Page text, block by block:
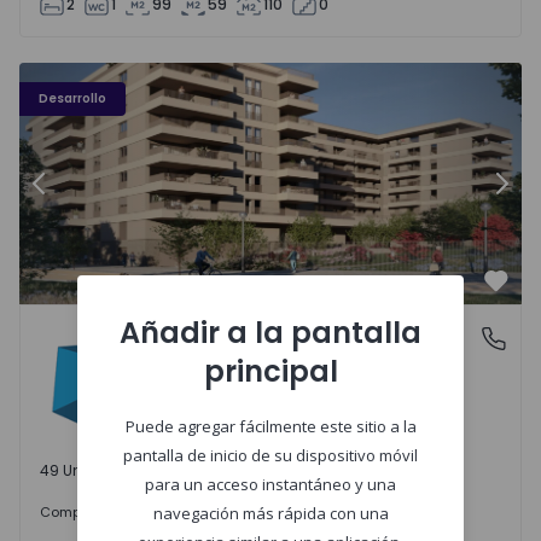
2 1 99 59 110 0
Desarrollo
PLENO JARDIM - 3
Anterior
Águas Santas, PortoPLENO JARDIM
Águas Santas, Porto
49 Unidades disponibles
Comprar 242.000 €
Añadir a la pantalla
principal
Puede agregar fácilmente este sitio a la
pantalla de inicio de su dispositivo móvil
para un acceso instantáneo y una
navegación más rápida con una